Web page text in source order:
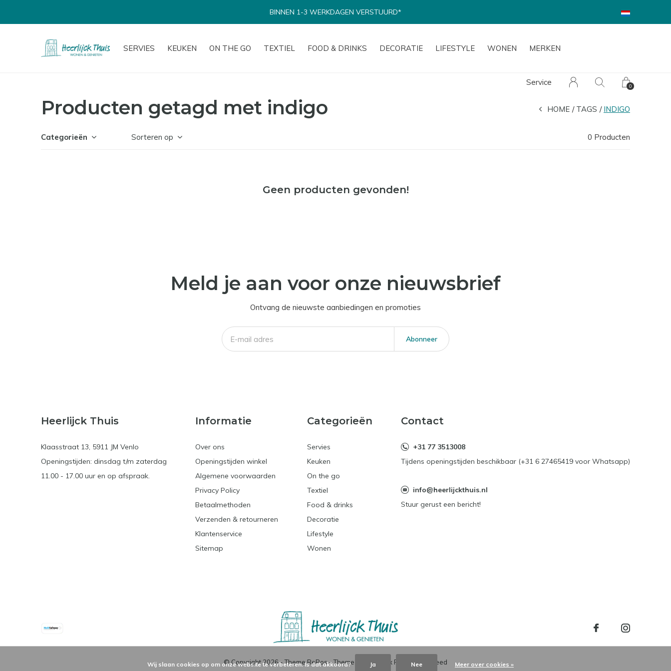
SERVIES KEUKEN ON THE GO TEXTIEL FOOD & DRINKS DECORATIE LIFESTYLE WONEN MERKEN
Service 0
BINNEN 1-3 WERKDAGEN VERSTUURD*
Producten getagd met indigo HOME TAGS INDIGO
Categorieën Sorteren op 0 Producten
Geen producten gevonden!
Meld je aan voor onze nieuwsbrief
Ontvang de nieuwste aanbiedingen en promoties
Abonneer
Heerlijck Thuis
Klaasstraat 13, 5911 JM Venlo
Openingstijden: dinsdag t/m zaterdag
11.00 - 17.00 uur en op afspraak.
Informatie
Over ons
Openingstijden winkel
Algemene voorwaarden
Privacy Policy
Betaalmethoden
Verzenden & retourneren
Klantenservice
Sitemap
Categorieën
Servies
Keuken
On the go
Textiel
Food & drinks
Decoratie
Lifestyle
Wonen
Contact
+31 77 3513008
Tijdens openingstijden beschikbaar (+31 6 27465419 voor Whatsapp)
info@heerlijckthuis.nl
Stuur gerust een bericht!
© Copyright2026- Theme RePos - Theme By DMWS x Plus+ -RSS-feed
Wij slaan cookies op om onze website te verbeteren. Is dat akkoord? Ja Nee Meer over cookies »